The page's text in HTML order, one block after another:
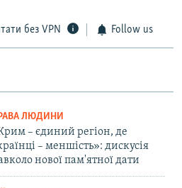
без VPN Follow us
ЛЮДИНИ
– єдиний регіон, де
– меншість»: дискусія
нової пам'ятної дати